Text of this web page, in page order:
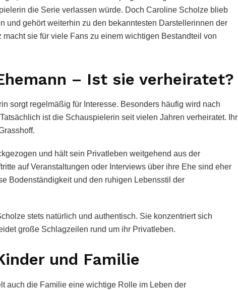
die Serie verlassen würde. Doch Caroline Scholze blieb
und gehört weiterhin zu den bekanntesten Darstellerinnen der
sie für viele Fans zu einem wichtigen Bestandteil von
– Ist sie verheiratet?
sorgt regelmäßig für Interesse. Besonders häufig wird nach
ist die Schauspielerin seit vielen Jahren verheiratet. Ihr
und hält sein Privatleben weitgehend aus der
auf Veranstaltungen oder Interviews über ihre Ehe sind eher
Bodenständigkeit und den ruhigen Lebensstil der
stets natürlich und authentisch. Sie konzentriert sich
große Schlagzeilen rund um ihr Privatleben.
und Familie
auch die Familie eine wichtige Rolle im Leben der